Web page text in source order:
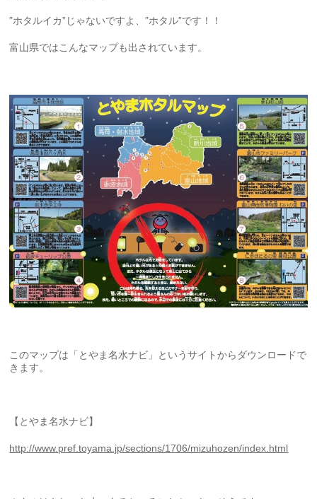
”ホタルイカ”じゃないですよ、”ホタル”です！！
富山県ではこんなマップも出されています。
このマップは「とやま名水ナビ」というサイトからダウンロードで
きます。
【とやま名水ナビ】
http://www.pref.toyama.jp/sections/1706/mizuhozen/index.html